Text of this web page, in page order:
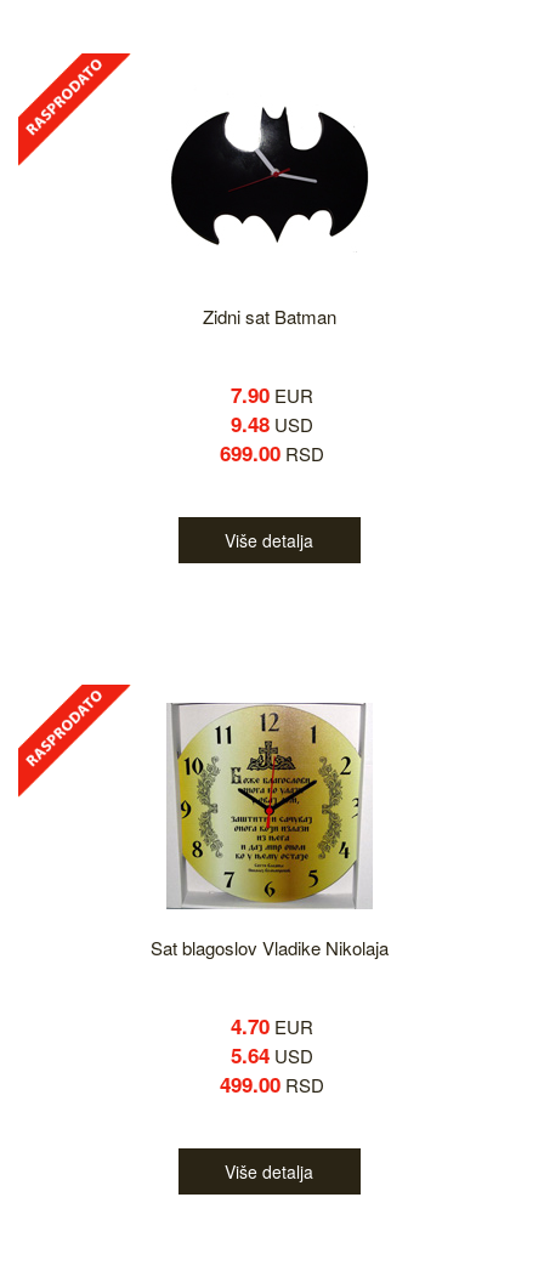
Zidni sat Batman
7.90 EUR
9.48 USD
699.00 RSD
Više detalja
Sat blagoslov Vladike Nikolaja
4.70 EUR
5.64 USD
499.00 RSD
Više detalja